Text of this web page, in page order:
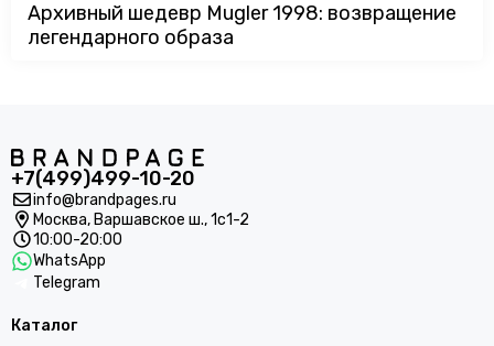
Архивный шедевр Mugler 1998: возвращение
легендарного образа
+7(499)499-10-20
info@brandpages.ru
Москва, Варшавское ш., 1с1-2
10:00-20:00
WhatsApp
Telegram
Каталог